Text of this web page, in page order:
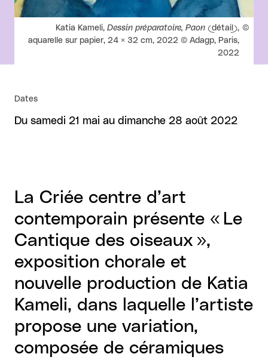
Droits réservés :
Katia Kameli, Dessin préparatoire, Paon (détail),
aquarelle sur papier, 24 × 32 cm, 2022 © Adagp, Paris,
2022
Dates
Du samedi 21 mai au dimanche 28 août 2022
La Criée centre d’art
contemporain présente « Le
Cantique des oiseaux »,
exposition chorale et
nouvelle production de Katia
Kameli, dans laquelle l’artiste
propose une variation,
composée de céramiques